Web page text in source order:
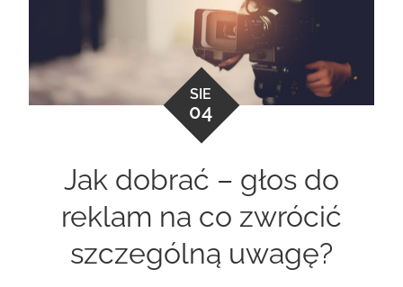
SIE
04
Jak dobrać – głos do
reklam na co zwrócić
szczególną uwagę?